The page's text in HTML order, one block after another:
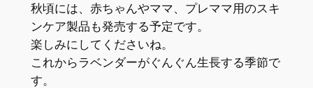
秋頃には、赤ちゃんやママ、プレママ用のスキ
ンケア製品も発売する予定です。
楽しみにしてくださいね。
これからラベンダーがぐんぐん生長する季節で
す。